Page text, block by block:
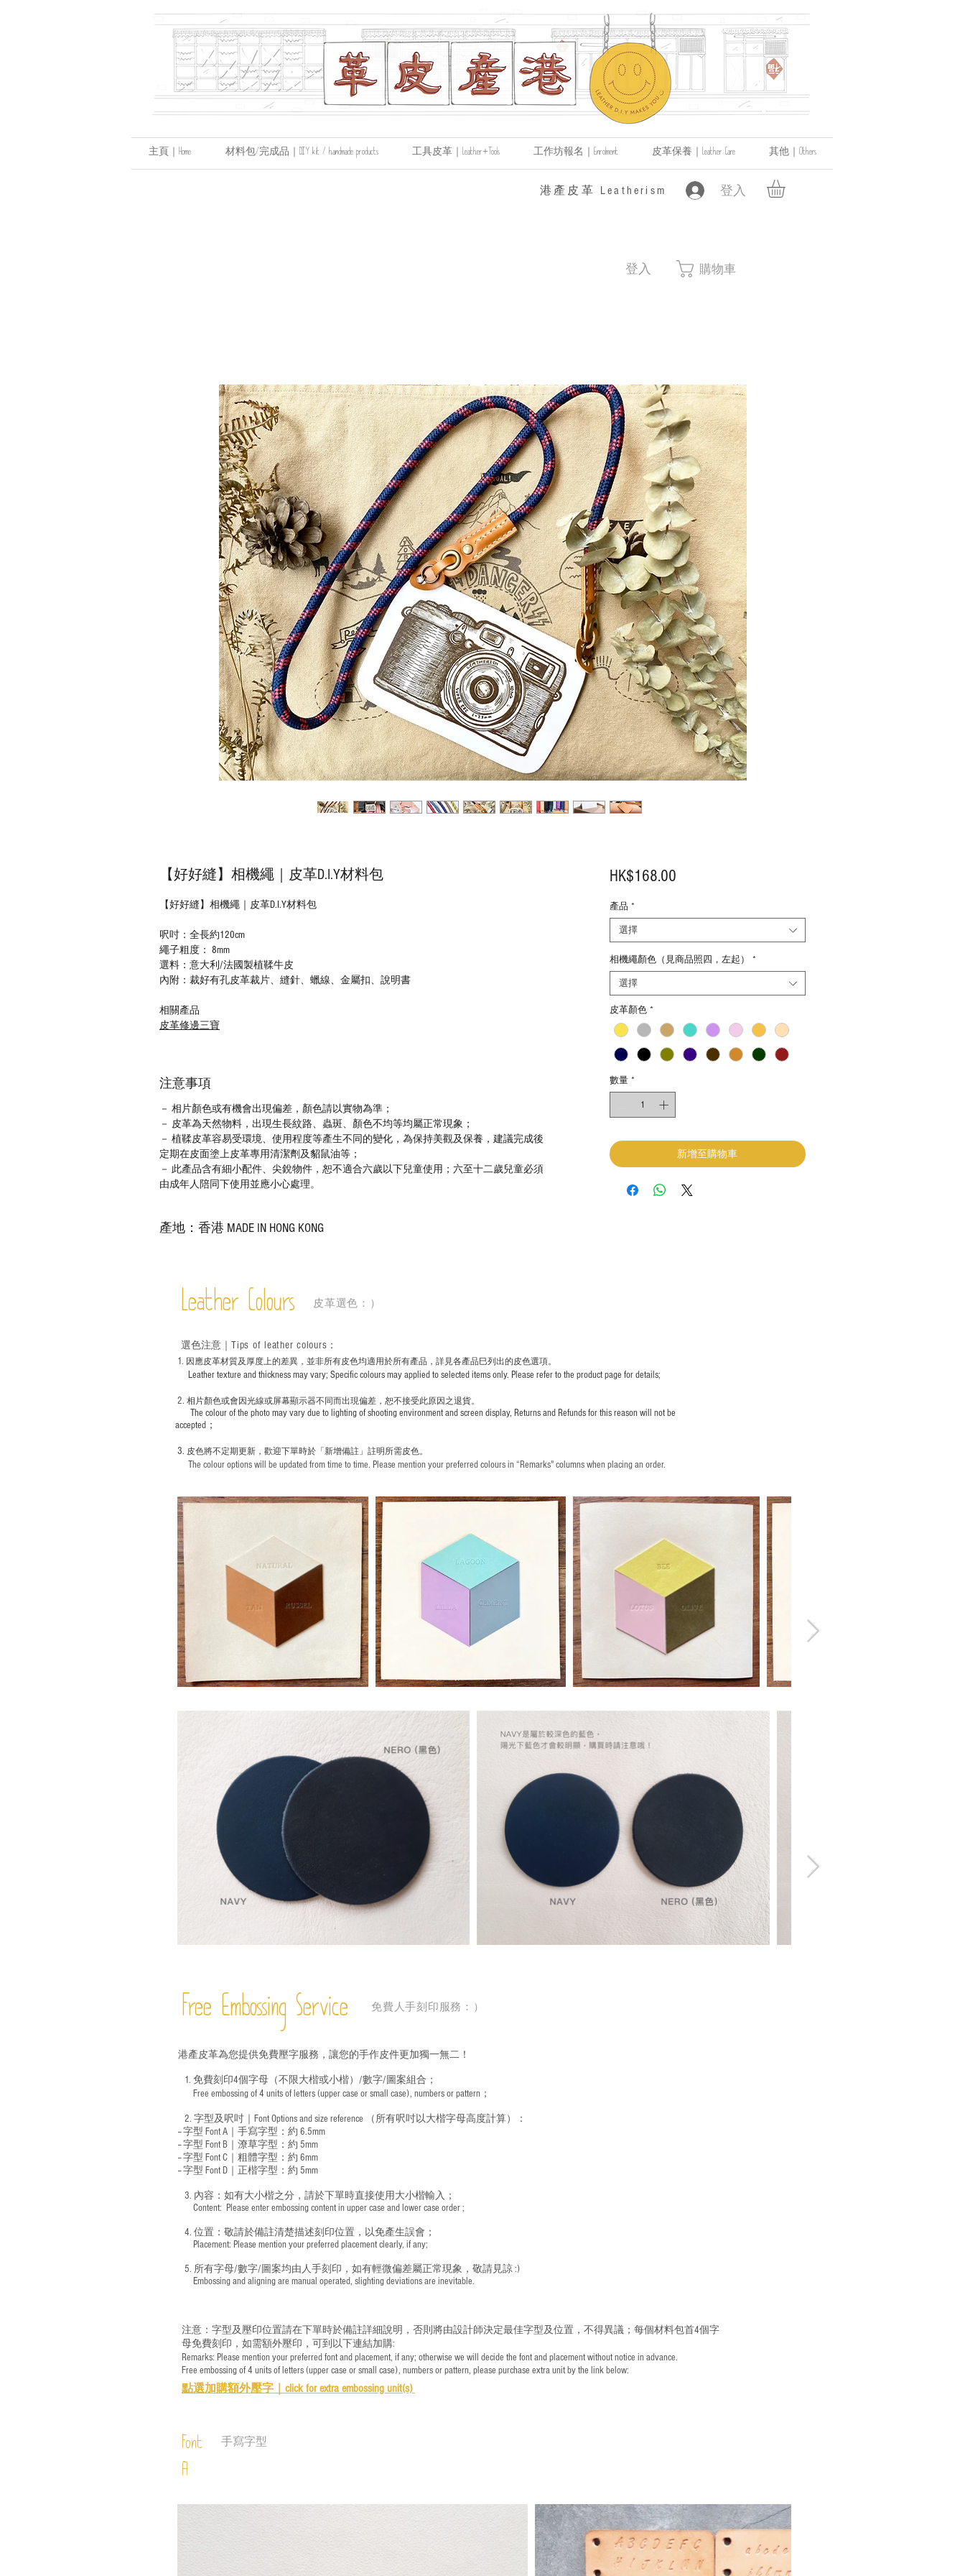
主頁｜Home 材料包/完成品｜DIY kit / handmade products 工具皮革｜Leather+Tools 工作坊報名｜Enrolment 皮革保養｜Leather Care 其他｜Others
登入
​港產皮革 Leatherism
登入 購物車
【好好縫】相機繩｜皮革D.I.Y材料包
【好好縫】相機繩｜皮革D.I.Y材料包
呎吋：全長約120cm
繩子粗度： 8mm
選料：意大利/法國製植鞣牛皮
內附：裁好有孔皮革裁片、縫針、蠟線、金屬扣、說明書
相關產品
皮革修邊三寶
注意事項
－ 相片顏色或有機會出現偏差，顏色請以實物為準；
－ 皮革為天然物料，出現生長紋路、蟲斑、顏色不均等均屬正常現象；
－ 植鞣皮革容易受環境、使用程度等產生不同的變化，為保持美觀及保養，建議完成後
定期在皮面塗上皮革專用清潔劑及貂鼠油等；
－ 此產品含有細小配件、尖銳物件，恕不適合六歲以下兒童使用；六至十二歲兒童必須
由成年人陪同下使用並應小心處理。
產地：香港 MADE IN HONG KONG
HK$168.00價
產品 *
選擇
相機繩顏色（見商品照四，左起） *
選擇
皮革顏色 *
數量 *
新增至購物車
Leather Colours 皮革選色：）
1. ​ 因應皮革材質及厚度上的差異，並非所有皮色均適用於所有產品，詳見各產品巳列出的皮色選項。
Leather texture and thickness may vary; Specific colours may applied to selected items only. Please refer to the product page for details;
2. 相片顏色或會因光線或屏幕顯示器不同而出現偏差，恕不接受此原因之退貨。
The colour of the photo may vary due to lighting of shooting environment and screen display, Returns and Refunds for this reason will not be
accepted；
3. 皮色將不定期更新，歡迎下單時於「新增備註」註明 所需皮色。
The colour options will be updated from time to time. Please mention your preferred colours in “Remarks" columns when placing an order.
選色注意｜ Tips of leather colours ：
Free Embossing Service 免費人手刻印服務：）
港產皮革為您提供免費壓字服務，讓您的手作皮件更加獨一無二！
1. 免費刻印4個字母（不限大楷或小楷）/數字/圖案組合；
Free embossing of 4 units of letters (upper case or small case), numbers or pattern；
2. 字型及呎吋｜ Font Options and size reference
（所有呎吋以大楷字母高度計算）：
-- 字型 Font A｜手寫字型：約 6.5mm
-- 字型 Font B｜潦草字型： 約 5mm
-- 字型 Font C｜粗體字型：約 6mm
-- 字型 Font D｜正楷字型： 約 5mm
3. 內容：如有大小楷之分，請於下單時直接使用大小楷輸入；
​ Content: Please enter embossing content in upper case and lower case order ;
4. 位置：敬請於備註清楚描述刻印位置，以免產生誤會；
​ Placement: Please mention your preferred placement clearly, if any;
5. 所有字母/數字/圖案均由人手刻印，如有輕微偏差屬正常現象，敬請見諒 :)
​ Embossing and aligning are manual operated, slighting deviations are inevitable.
注意：字型及壓印位置請在下單時於備註詳細說明，否則將由設計師決定最佳字型及位置，不得異議；每個材料包首4個字
母免費刻印，如需額外壓印，可到以下連結加購:
Remarks: Please mention your preferred font and placement, if any; otherwise we will decide the font and placement without notice in advance.
Free embossing of 4 units of letters (upper case or small case), numbers or pattern, please purchase extra unit by the link below:
點選加購額外壓字｜ click for extra embossing unit(s)
Font
A
手寫字型